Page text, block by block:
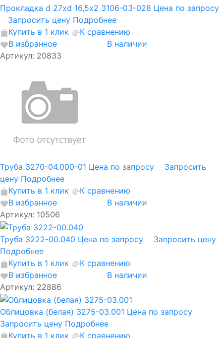
Прокладка d 27хd 16,5х2 3106-03-028 Цена по запросу
Запросить цену Подробнее
Купить в 1 клик
К сравнению
В избранное
В наличии
Артикул: 20833
Труба 3270-04.000-01 Цена по запросу
Запросить
цену Подробнее
Купить в 1 клик
К сравнению
В избранное
В наличии
Артикул: 10506
Труба 3222-00.040 Цена по запросу
Запросить цену
Подробнее
Купить в 1 клик
К сравнению
В избранное
В наличии
Артикул: 22886
Облицовка (белая) 3275-03.001 Цена по запросу
Запросить цену Подробнее
Купить в 1 клик
К сравнению